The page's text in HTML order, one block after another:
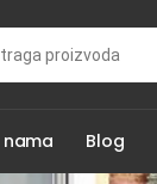
nama Blog